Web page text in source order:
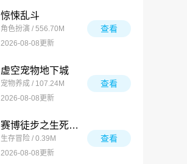
惊悚乱斗
角色扮演 / 556.70M
2026-08-08更新
查看
虚空宠物地下城
宠物养成 / 107.24M
2026-08-08更新
查看
赛博徒步之生死鳌太线
生存冒险 / 0.39M
2026-08-08更新
查看